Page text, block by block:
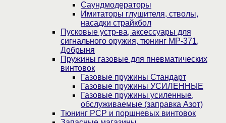
Саундмодераторы
Имитаторы глушителя, стволы,
насадки страйкбол
Пусковые устр-ва, аксессуары для
сигнального оружия, тюнинг МР-371,
Добрыня
Пружины газовые для пневматических
винтовок
Газовые пружины Стандарт
Газовые пружины УСИЛЕННЫЕ
Газовые пружины усиленные,
обслуживаемые (заправка Азот)
Тюнинг PCP и поршневых винтовок